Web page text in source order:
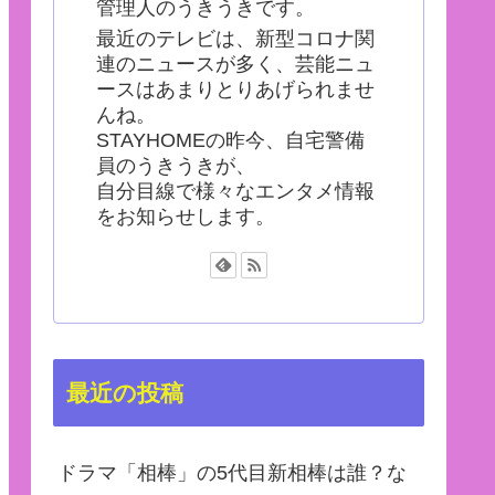
管理人のうきうきです。
最近のテレビは、新型コロナ関
連のニュースが多く、芸能ニュ
ースはあまりとりあげられませ
んね。
STAYHOMEの昨今、自宅警備
員のうきうきが、
自分目線で様々なエンタメ情報
をお知らせします。
最近の投稿
ドラマ「相棒」の5代目新相棒は誰？な